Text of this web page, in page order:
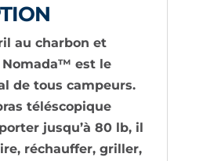
au charbon et
est le
de tous campeurs.
téléscopique
jusqu’à 80 lb, il
réchauffer, griller,